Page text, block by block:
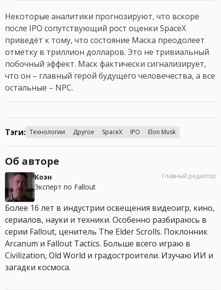
Некоторые аналитики прогнозируют, что вскоре
после IPO сопутствующий рост оценки SpaceX
приведёт к тому, что состояние Маска преодолеет
отметку в триллион долларов. Это не тривиальный
побочный эффект. Маск фактически сигнализирует,
что он – главный герой будущего человечества, а все
остальные – NPC.
Тэги: Технологии Другое SpaceX IPO Elon Musk
Об авторе
Коэн
Эксперт по Fallout
Главный редактор
Более 16 лет в индустрии освещения видеоигр, кино,
сериалов, науки и техники. Особенно разбираюсь в
серии Fallout, ценитель The Elder Scrolls. Поклонник
Arcanum и Fallout Tactics. Больше всего играю в
Civilization, Old World и градостроители. Изучаю ИИ и
загадки космоса.